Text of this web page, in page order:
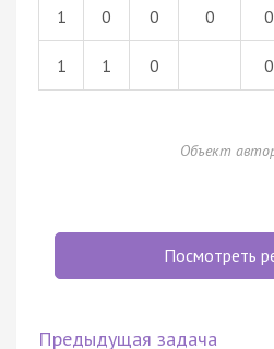
1 0 0 0 0
1 1 0 0
Объект
Посмотреть
Предыдущая задача